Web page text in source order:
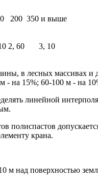
200 350 и выше
2, 60 3, 10
в лесных массивах
- на 15%; 60-100 м - на
линейной
полиспастов
крана.
м над поверхностью